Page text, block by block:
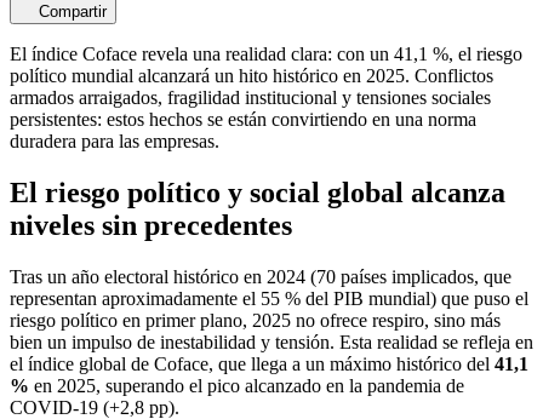
Compartir
El índice Coface revela una realidad clara: con un 41,1 %, el riesgo
político mundial alcanzará un hito histórico en 2025. Conflictos
armados arraigados, fragilidad institucional y tensiones sociales
persistentes: estos hechos se están convirtiendo en una norma
duradera para las empresas.
El riesgo político y social global alcanza
niveles sin precedentes
Tras un año electoral histórico en 2024 (70 países implicados, que
representan aproximadamente el 55 % del PIB mundial) que puso el
riesgo político en primer plano, 2025 no ofrece respiro, sino más
bien un impulso de inestabilidad y tensión. Esta realidad se refleja en
el índice global de Coface, que llega a un máximo histórico del 41,1
% en 2025, superando el pico alcanzado en la pandemia de
COVID-19 (+2,8 pp).